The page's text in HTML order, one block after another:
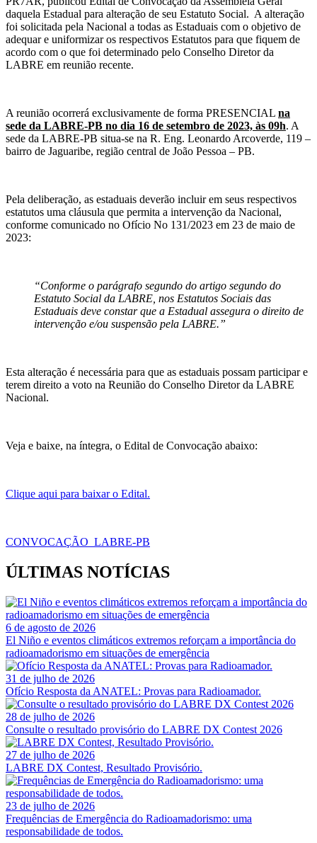
daquela Estadual para alteração de seu Estatuto Social. A alteração
foi solicitada pela Nacional a todas as Estaduais com o objetivo de
adequar e uniformizar os respectivos Estatutos para que fiquem de
acordo com o que foi determinado pelo Conselho Diretor da
LABRE em reunião recente.
A reunião ocorrerá exclusivamente de forma PRESENCIAL na
sede da LABRE-PB no dia 16 de setembro de 2023, às 09h. A
sede da LABRE-PB situa-se na R. Eng. Leonardo Arcoverde, 119 –
bairro de Jaguaribe, região central de João Pessoa – PB.
Pela deliberação, as estaduais deverão incluir em seus respectivos
estatutos uma cláusula que permita a intervenção da Nacional,
conforme comunicado no Ofício No 131/2023 em 23 de maio de
2023:
“Conforme o parágrafo segundo do artigo segundo do
Estatuto Social da LABRE, nos Estatutos Sociais das
Estaduais deve constar que a Estadual assegura o direito de
intervenção e/ou suspensão pela LABRE.”
Esta alteração é necessária para que as estaduais possam participar e
terem direito a voto na Reunião do Conselho Diretor da LABRE
Nacional.
Veja e baixe, na íntegra, o Edital de Convocação abaixo:
Clique aqui para baixar o Edital.
CONVOCAÇÃO_LABRE-PB
ÚLTIMAS NOTÍCIAS
6 de agosto de 2026
El Niño e eventos climáticos extremos reforçam a importância do
radioamadorismo em situações de emergência
31 de julho de 2026
Ofício Resposta da ANATEL: Provas para Radioamador.
28 de julho de 2026
Consulte o resultado provisório do LABRE DX Contest 2026
27 de julho de 2026
LABRE DX Contest, Resultado Provisório.
23 de julho de 2026
Frequências de Emergência do Radioamadorismo: uma
responsabilidade de todos.